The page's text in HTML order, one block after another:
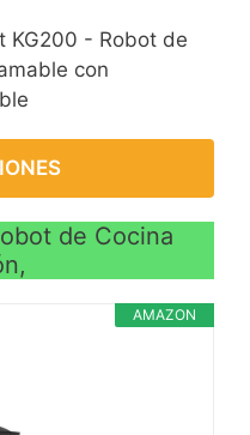
KG200 - Robot de
con
de Cocina
AMAZON